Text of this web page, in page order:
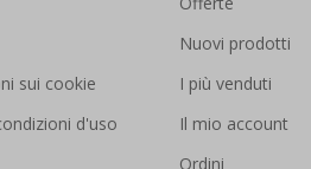
sui cookie
d'uso
Nuovi prodotti
I più venduti
Il mio account
Ordini